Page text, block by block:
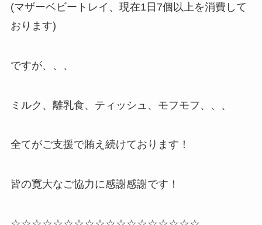
(マザーベビートレイ、現在1日7個以上を消費して
おります)
ですが、、、
ミルク、離乳食、ティッシュ、モフモフ、、、
全てがご支援で賄え続けております！
皆の寛大なご協力に感謝感謝です！